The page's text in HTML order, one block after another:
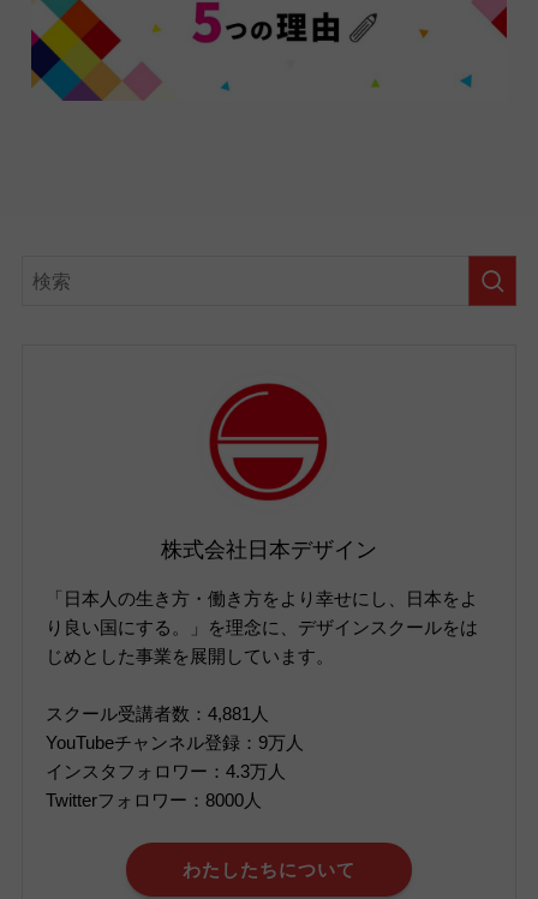
株式会社日本デザイン
「日本人の生き方・働き方をより幸せにし、日本をよ
り良い国にする。」を理念に、デザインスクールをは
じめとした事業を展開しています。
スクール受講者数：4,881人
YouTubeチャンネル登録：9万人
インスタフォロワー：4.3万人
Twitterフォロワー：8000人
わたしたちについて